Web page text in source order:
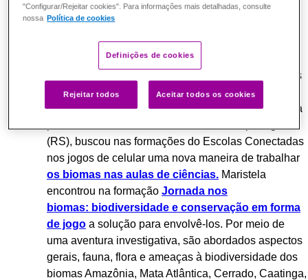
as tarefas.
Inspire-se!
Em meio de uma rotina na pandemia, com três filhos
e 14 turmas para o componente curricular de
Ciências dos Anos Finais do Ensino Fundamental, a
(RS), buscou nas formações do Escolas Conectadas
nos jogos de celular uma nova maneira de trabalhar
os biomas nas aulas de ciências. Maristela
encontrou na formação Jornada nos
biomas: biodiversidade e conservação em forma
de jogo a solução para envolvê-los. Por meio de
uma aventura investigativa, são abordados aspectos
gerais, fauna, flora e ameaças à biodiversidade dos
biomas Amazônia, Mata Atlântica, Cerrado, Caatinga,
"Configurar/Rejeitar cookies". Para informações mais detalhadas, consulte
nossa Política de cookies
Definições de cookies
Rejeitar todos Aceitar todos os cookies